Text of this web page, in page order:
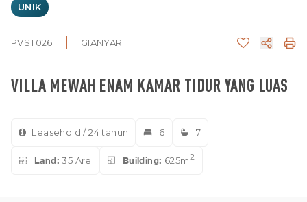
UNIK
PVST026 GIANYAR
VILLA MEWAH ENAM KAMAR TIDUR YANG LUAS
Leasehold / 24 tahun 6 7
Land: 35 Are Building: 625m2